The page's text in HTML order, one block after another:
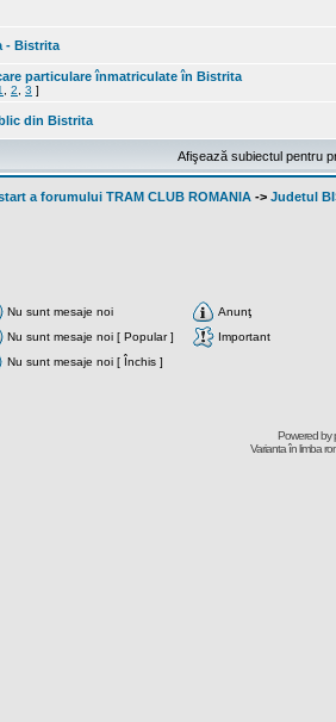
- Bistrita
particulare înmatriculate în Bistrita
2 3 ]
din Bistrita
Afişează subiectul pentru
a forumului TRAM CLUB ROMANIA -> Judetul
Nu sunt mesaje noi
Anunţ
Nu sunt mesaje noi [ Popular ]
Important
Nu sunt mesaje noi [ Închis ]
Powered by
Varianta în limba